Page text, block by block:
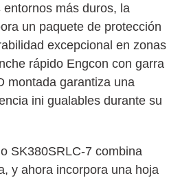
más duros, la
un paquete de protección
excepcional en zonas
rápido Engcon con garra
montada garantiza una
ini gualables durante su
SK380SRLC-7 combina
y ahora incorpora una hoja